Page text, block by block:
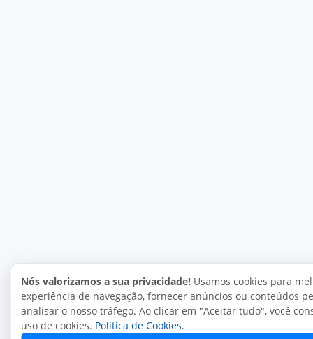
Nós valorizamos a sua privacidade! Usamos cookies para
experiência de navegação, fornecer anúncios ou conteúdos
analisar o nosso tráfego. Ao clicar em "Aceitar tudo", você
uso de cookies. Política de Cookies.